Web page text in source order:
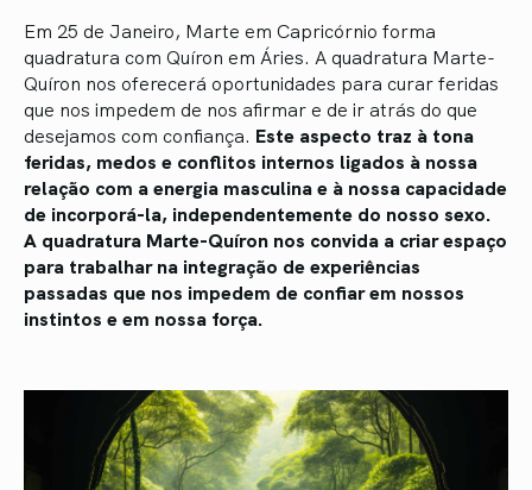
Em 25 de Janeiro, Marte em Capricórnio forma
quadratura com Quíron em Áries. A quadratura Marte-
Quíron nos oferecerá oportunidades para curar feridas
que nos impedem de nos afirmar e de ir atrás do que
desejamos com confiança. Este aspecto traz à tona
feridas, medos e conflitos internos ligados à nossa
relação com a energia masculina e à nossa capacidade
de incorporá-la, independentemente do nosso sexo.
A quadratura Marte-Quíron nos convida a criar espaço
para trabalhar na integração de experiências
passadas que nos impedem de confiar em nossos
instintos e em nossa força.